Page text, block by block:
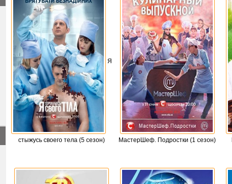
Я
стыжусь своего тела (5 сезон) МастерШеф. Подростки (1 сезон)